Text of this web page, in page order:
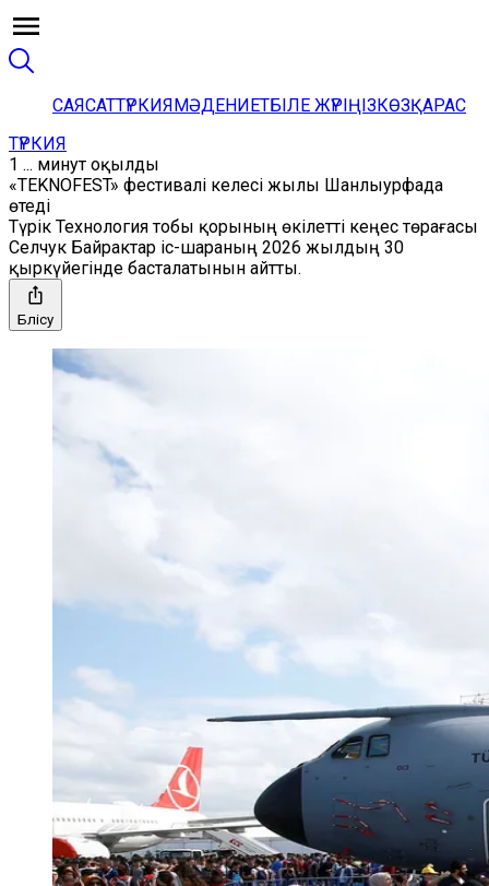
САЯСАТТҮРКИЯМӘДЕНИЕТБІЛЕ ЖҮРІҢІЗКӨЗҚАРАС
ТҮРКИЯ
1 ... минут оқылды
«TEKNOFEST» фестивалі келесі жылы Шанлыурфада
өтеді
Түрік Технология тобы қорының өкілетті кеңес төрағасы
Селчук Байрактар ​​​​іс-шараның 2026 жылдың 30
қыркүйегінде басталатынын айтты.
Бөлісу